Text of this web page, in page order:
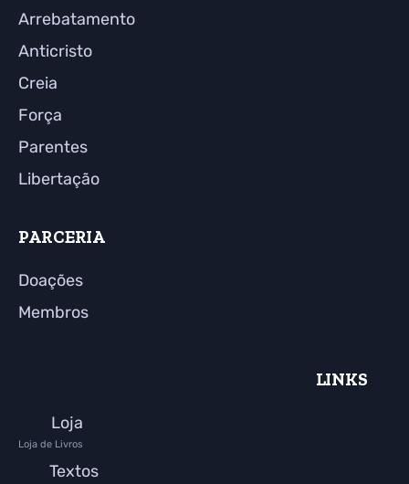
Arrebatamento
Anticristo
Creia
Força
Parentes
Libertação
PARCERIA
Doações
Membros
LINKS
Loja
Loja de Livros
Textos